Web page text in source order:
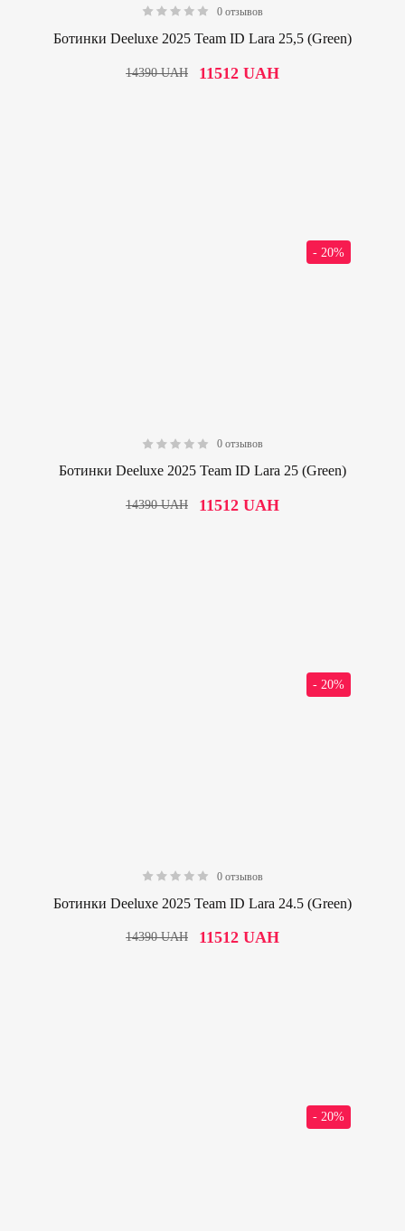
0 отзывов
Ботинки Deeluxe 2025 Team ID Lara 25,5 (Green)
11512 UAH
14390UAH
- 20%
0 отзывов
Ботинки Deeluxe 2025 Team ID Lara 25 (Green)
11512 UAH
14390UAH
- 20%
0 отзывов
Ботинки Deeluxe 2025 Team ID Lara 24.5 (Green)
11512 UAH
14390UAH
- 20%